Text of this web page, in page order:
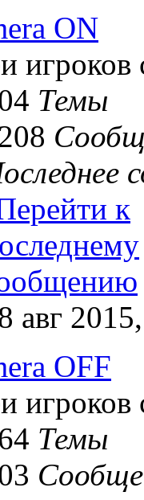
ON
игроков
Темы
авг
OFF
игроков
Темы